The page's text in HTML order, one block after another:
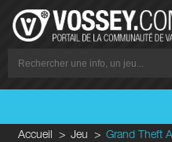
Accueil Jeu Grand Theft